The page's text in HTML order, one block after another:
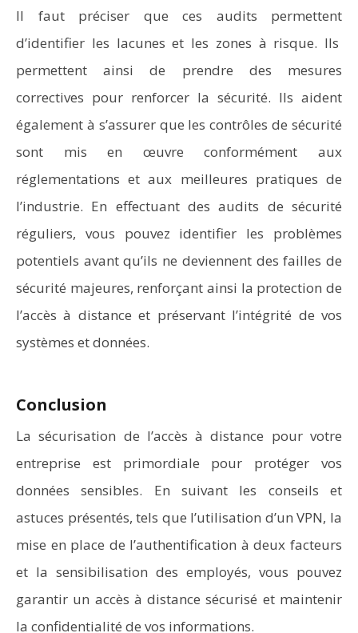
Il faut préciser que ces audits permettent
d’identifier les lacunes et les zones à risque. Ils
permettent ainsi de prendre des mesures
correctives pour renforcer la sécurité. Ils aident
également à s’assurer que les contrôles de sécurité
sont mis en œuvre conformément aux
réglementations et aux meilleures pratiques de
l’industrie. En effectuant des audits de sécurité
réguliers, vous pouvez identifier les problèmes
potentiels avant qu’ils ne deviennent des failles de
sécurité majeures, renforçant ainsi la protection de
l’accès à distance et préservant l’intégrité de vos
systèmes et données.
Conclusion
La sécurisation de l’accès à distance pour votre
entreprise est primordiale pour protéger vos
données sensibles. En suivant les conseils et
astuces présentés, tels que l’utilisation d’un VPN, la
mise en place de l’authentification à deux facteurs
et la sensibilisation des employés, vous pouvez
garantir un accès à distance sécurisé et maintenir
la confidentialité de vos informations.